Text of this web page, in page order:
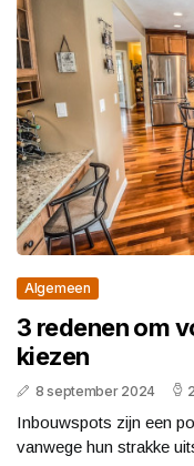
Algemeen
3 redenen om
kiezen
8 september 2024
Inbouwspots zijn een
vanwege hun strakke